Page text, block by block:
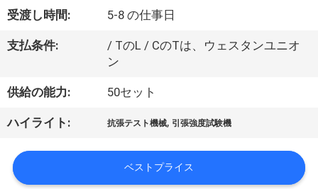
達
に
い
て
工
受渡し時間: 5-8 の仕事日
支払条件:
/ TのL / CのTは、ウェスタンユニオ
ン
供給の能力: 50セット
ハイライト: 抗張テスト機械, 引張強度試験機
ベストプライス